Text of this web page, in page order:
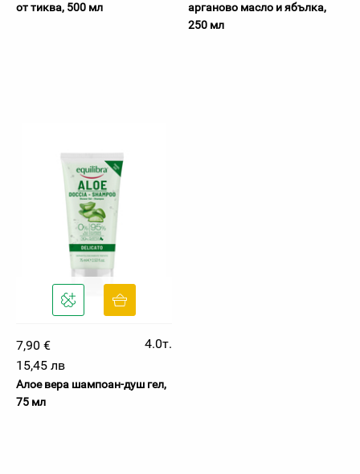
от тиква, 500 мл
арганово масло и ябълка,
250 мл
7,90 €
4.0т.
15,45 лв
Алое вера шампоан-душ гел,
75 мл